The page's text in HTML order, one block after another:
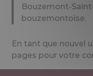
Bouzemont-
bouzemontoise.
En tant que nouvel
pages pour votre